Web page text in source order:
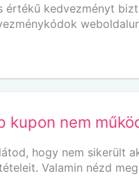
értékű kedvezményt
kupon nem
hogy nem sikerült
Valamin nézd